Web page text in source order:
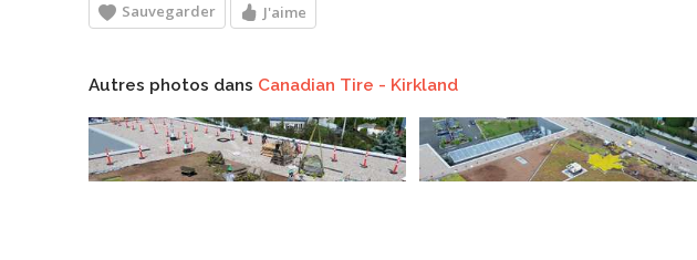
Sauvegarder J'aime
Autres photos dans Canadian Tire - Kirkland